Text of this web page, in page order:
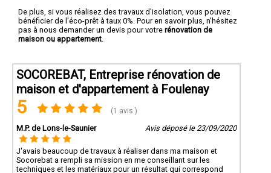
De plus, si vous réalisez des travaux d'isolation, vous pouvez
bénéficier de l'éco-prêt à taux 0%. Pour en savoir plus, n'hésitez
pas à nous demander un devis pour votre rénovation de
maison ou appartement
SOCOREBAT, Entreprise rénovation de
maison et d'appartement à Foulenay
5 (1 avis )
M.P. de Lons-le-Saunier Avis déposé le 23/09/2020
J'avais beaucoup de travaux à réaliser dans ma maison et
Socorebat a rempli sa mission en me conseillant sur les
techniques et les matériaux pour un résultat qui correspond